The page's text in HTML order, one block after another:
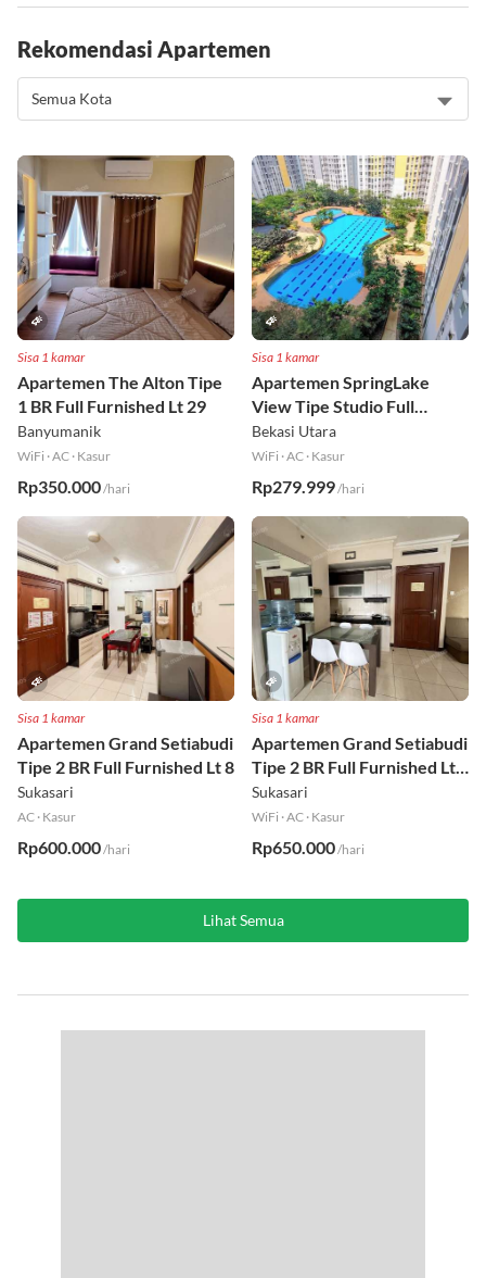
Rekomendasi Apartemen
Sisa 1 kamar
Apartemen The Alton Tipe
1 BR Full Furnished Lt 29
Banyumanik
WiFi ·AC · Kasur
Rp350.000/hari
Sisa 1 kamar
Apartemen SpringLake
View Tipe Studio Full
Furnished Lt 2
Bekasi Utara
WiFi ·AC · Kasur
Rp279.999/hari
Sisa 1 kamar
Apartemen Grand Setiabudi
Tipe 2 BR Full Furnished Lt 8
Sukasari
AC · Kasur
Rp600.000/hari
Sisa 1 kamar
Apartemen Grand Setiabudi
Tipe 2 BR Full Furnished Lt
19
Sukasari
WiFi ·AC · Kasur
Rp650.000/hari
Lihat Semua